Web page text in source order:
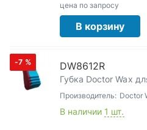
цена по запросу
В корзину
-7 % DW8612R
Губка Doctor Wax
Производитель: Doctor
В наличии 1 шт.